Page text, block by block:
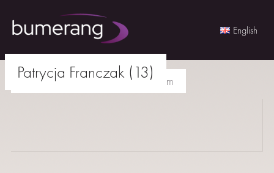
AKTORKI
English
content
agencjabumerang@gmail.com
Patrycja Franczak (13)